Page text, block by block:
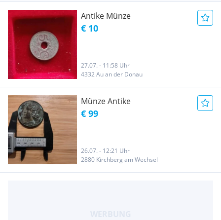
Antike Münze
€ 10
27.07. - 11:58 Uhr
4332 Au an der Donau
Münze Antike
€ 99
26.07. - 12:21 Uhr
2880 Kirchberg am Wechsel